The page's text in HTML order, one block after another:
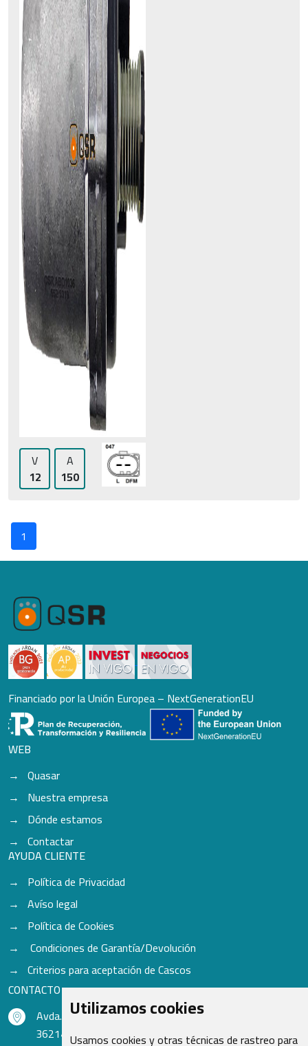
Utilizamos cookies
Usamos cookies y otras técnicas de rastreo para
V
12
A
150
1
Financiado por la Unión Europea – NextGenerationEU
WEB
Quasar
Nuestra empresa
Dónde estamos
Contactar
AYUDA CLIENTE
Política de Privacidad
Avíso legal
Política de Cookies
Condiciones de Garantía/Devolución
Criterios para aceptación de Cascos
CONTACTO
Avda. do Freixo - Sardoma, 13
36214 Vigo - Pontevedra - España